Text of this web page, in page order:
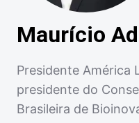
Maurício
Presidente América
presidente do
Brasileira de